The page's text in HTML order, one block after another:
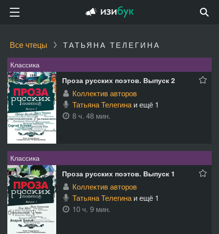
Все чтецы ТАТЬЯНА ТЕЛЕГИНА
Классика
Проза русских поэтов. Выпуск 2
Коллектив авторов
Татьяна Телегина и ещё 1
8 ч. 48 мин.
Классика
Проза русских поэтов. Выпуск 1
Коллектив авторов
Татьяна Телегина и ещё 1
10 ч. 9 мин.